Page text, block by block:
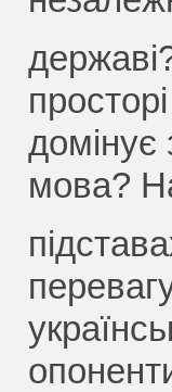
домінує
мова?